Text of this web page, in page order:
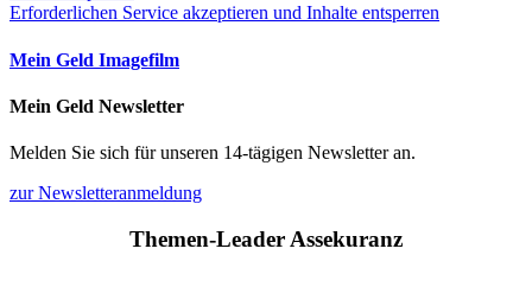
Erforderlichen Service akzeptieren und Inhalte entsperren
Mein Geld Imagefilm
Mein Geld Newsletter
Melden Sie sich für unseren 14-tägigen Newsletter an.
zur Newsletteranmeldung
Themen-Leader Assekuranz